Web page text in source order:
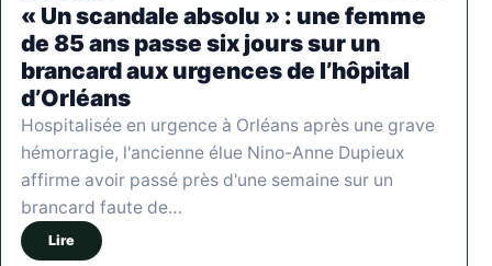
« Un scandale absolu » : une femme
de 85 ans passe six jours sur un
brancard aux urgences de l’hôpital
d’Orléans
Hospitalisée en urgence à Orléans après une grave
hémorragie, l'ancienne élue Nino-Anne Dupieux
affirme avoir passé près d'une semaine sur un
brancard faute de…
Lire